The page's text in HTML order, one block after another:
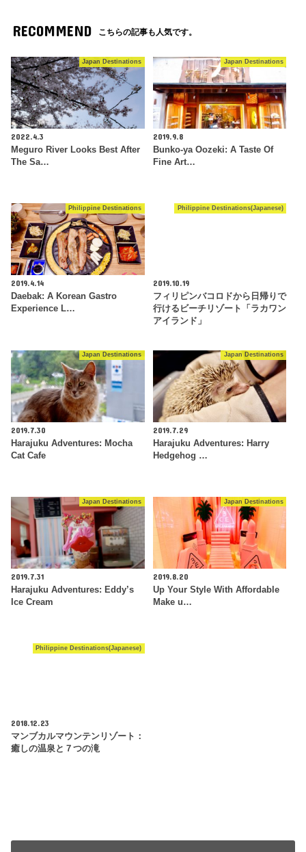
RECOMMEND こちらの記事も人気です。
Japan Destinations
2022.4.3
Meguro River Looks Best After
The Sa…
Japan Destinations
2019.9.8
Bunko-ya Oozeki: A Taste Of
Fine Art…
Philippine Destinations
2019.4.14
Daebak: A Korean Gastro
Experience L…
Philippine Destinations(Japanese)
2019.10.19
フィリピンバコロドから日帰りで
行けるビーチリゾート「ラカワン
アイランド」
Japan Destinations
2019.7.30
Harajuku Adventures: Mocha
Cat Cafe
Japan Destinations
2019.7.29
Harajuku Adventures: Harry
Hedgehog …
Japan Destinations
2019.7.31
Harajuku Adventures: Eddy’s
Ice Cream
Japan Destinations
2019.8.20
Up Your Style With Affordable
Make u…
Philippine Destinations(Japanese)
2018.12.23
マンブカルマウンテンリゾート：
癒しの温泉と７つの滝